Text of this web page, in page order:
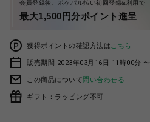
会員登録後、ポケパル払い初回登録&利用で
最大1,500円分ポイント進呈
獲得ポイントの確認方法は こちら
販売期間 2023年03月16日 11時00分 〜
この商品について問い合わせる
ギフト：ラッピング不可